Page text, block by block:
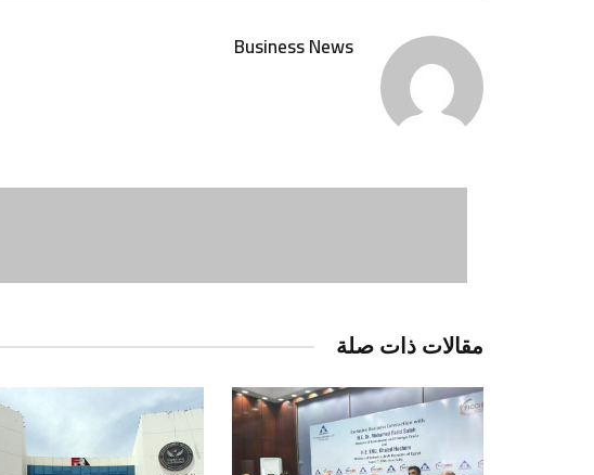
Business News
مقالات ذات صلة